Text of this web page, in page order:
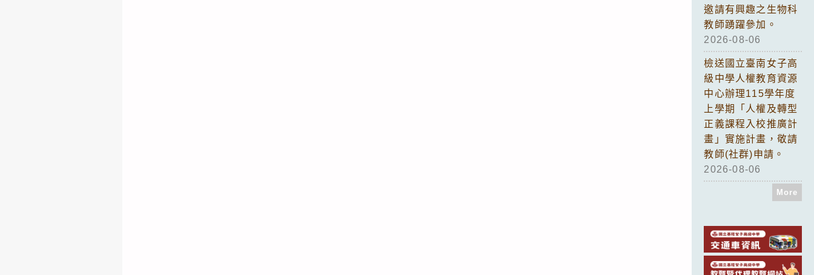
邀請有興趣之生物科
教師踴躍參加。
2026-08-06
檢送國立臺南女子高
級中學人權教育資源
中心辦理115學年度
上學期「人權及轉型
正義課程入校推廣計
畫」實施計畫，敬請
教師(社群)申請。
2026-08-06
More